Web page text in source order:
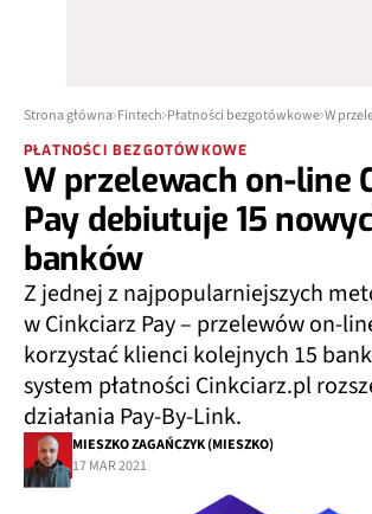
Strona główna Fintech Płatności bezgotówkowe
PŁATNOŚCI BEZGOTÓWKOWE
W przelewach on-line
Pay debiutuje 15
banków
Z jednej z najpopularniejszych
w Cinkciarz Pay – przelewów on-
korzystać klienci kolejnych 15
system płatności Cinkciarz.pl
działania Pay-By-Link.
MIESZKO ZAGAŃCZYK (MIESZKO)
17 MAR 2021